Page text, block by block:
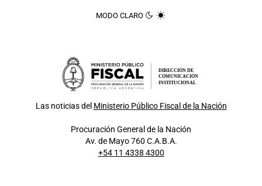
MODO CLARO
DIRECCIÓN DE
COMUNICACIÓN
INSTITUCIONAL
Las noticias del Ministerio Público Fiscal de la Nación
Procuración General de la Nación
Av. de Mayo 760 C.A.B.A.
+54 11 4338 4300